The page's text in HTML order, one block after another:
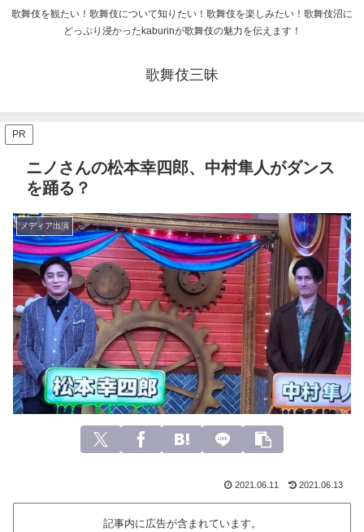
歌舞伎を観たい！歌舞伎について知りたい！歌舞伎を楽しみたい！歌舞伎沼に
どっぷり浸かったkaburinが歌舞伎の魅力を伝えます！
歌舞伎三昧
PR
ニノさんの松本幸四郎、中村隼人がダンス
を踊る？
メディア出演
2021.06.11 2021.06.13
記事内に広告が含まれています。